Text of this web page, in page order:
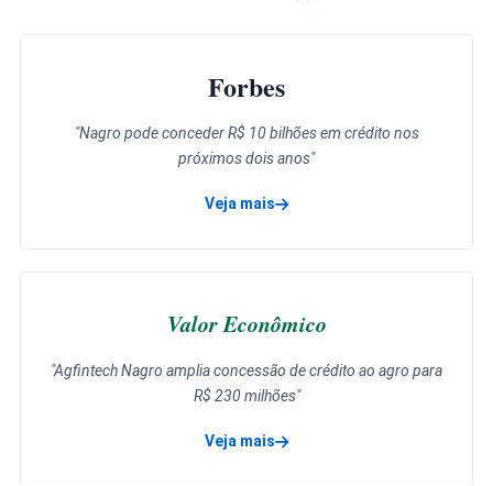
Forbes
"Nagro pode conceder R$ 10 bilhões em crédito nos
próximos dois anos"
Veja mais
sobre a matéria da Forbes
Valor Econômico
"Agfintech Nagro amplia concessão de crédito ao agro para
R$ 230 milhões"
Veja mais
sobre a matéria do Valor Econômico